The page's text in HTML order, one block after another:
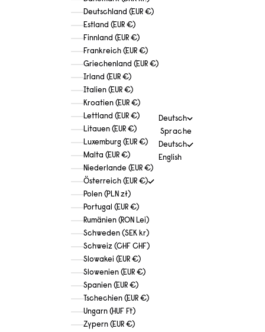
Deutschland (EUR €)
Estland (EUR €)
Finnland (EUR €)
Frankreich (EUR €)
Griechenland (EUR €)
Irland (EUR €)
Italien (EUR €)
Kroatien (EUR €)
Lettland (EUR €)
Litauen (EUR €)
Luxemburg (EUR €)
Malta (EUR €)
Niederlande (EUR €)
Österreich (EUR €)
Polen (PLN zł)
Portugal (EUR €)
Rumänien (RON Lei)
Schweden (SEK kr)
Schweiz (CHF CHF)
Slowakei (EUR €)
Slowenien (EUR €)
Spanien (EUR €)
Tschechien (EUR €)
Ungarn (HUF Ft)
Zypern (EUR €)
Deutsch
Sprache
Deutsch
English